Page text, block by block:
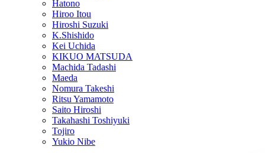
Hatono
Hiroo Itou
Hiroshi Suzuki
K.Shishido
Kei Uchida
KIKUO MATSUDA
Machida Tadashi
Maeda
Nomura Takeshi
Ritsu Yamamoto
Saito Hiroshi
Takahashi Toshiyuki
Tojiro
Yukio Nibe